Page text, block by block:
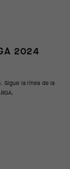
2024
Sigue la línea de la